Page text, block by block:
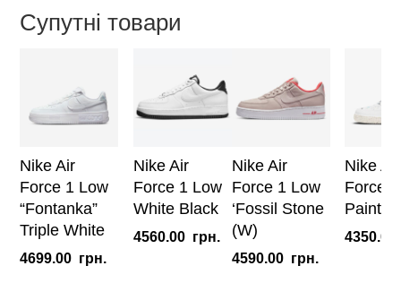
Blue"
Супутні товари
Nike Air
Force 1 Low
“Fontanka”
Triple White
4699.00 грн.
Nike Air
Force 1 Low
White Black
4560.00 грн.
Nike Air
Force 1 Low
‘Fossil Stone
(W)
4590.00 грн.
Nike Air
Force
Paint
4350.00